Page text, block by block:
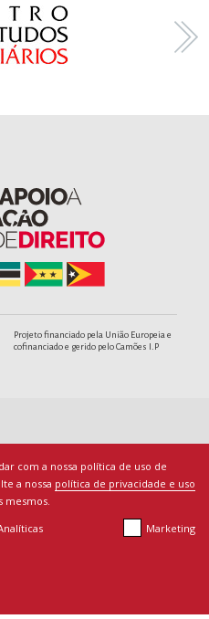
com a nossa política de uso de
a nossa política de privacidade e uso
mesmos.
Marketing
Projeto financiado pela União Europeia e
cofinanciado e gerido pelo Camões I.P